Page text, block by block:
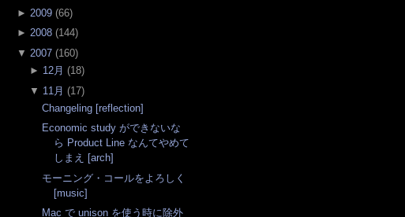
► 2009 (66)
► 2008 (144)
▼ 2007 (160)
► 12月 (18)
▼ 11月 (17)
Changeling [reflection]
Economic study ができないな
ら Product Line なんてやめて
しまえ [arch]
モーニング・コールをよろしく
[music]
Mac で unison を使う時に除外